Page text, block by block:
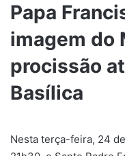
Papa
imagem do
procissão
Basílica
Nesta terça-feira, 24